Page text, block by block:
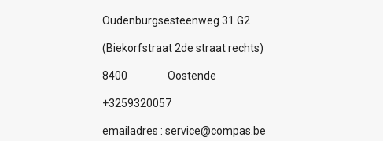
Oudenburgsesteenweg 31 G2
(Biekorfstraat 2de straat rechts)
8400 Oostende
+3259320057
emailadres : service@compas.be